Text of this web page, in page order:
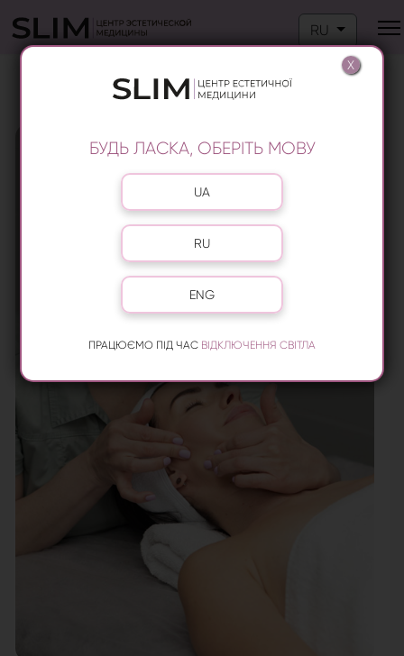
Выберите язык
RU
МАССАЖ ЛИЦА В КИЕВЕ
БУДЬ ЛАСКА, ОБЕРІТЬ МОВУ
Выберите язык
UA
RU
ENG
ПРАЦЮЄМО ПІД ЧАС ВІДКЛЮЧЕННЯ СВІТЛА
X